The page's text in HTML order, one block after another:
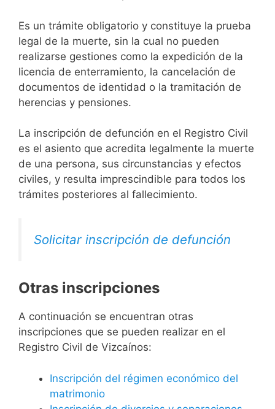
Es un trámite obligatorio y constituye la prueba
legal de la muerte, sin la cual no pueden
realizarse gestiones como la expedición de la
licencia de enterramiento, la cancelación de
documentos de identidad o la tramitación de
herencias y pensiones.
La inscripción de defunción en el Registro Civil
es el asiento que acredita legalmente la muerte
de una persona, sus circunstancias y efectos
civiles, y resulta imprescindible para todos los
trámites posteriores al fallecimiento.
Solicitar inscripción de defunción
Otras inscripciones
A continuación se encuentran otras
inscripciones que se pueden realizar en el
Registro Civil de Vizcaínos:
Inscripción del régimen económico del
matrimonio